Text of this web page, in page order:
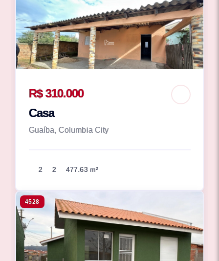
R$ 310.000
Casa
Guaíba, Columbia City
2 2 477.63 m²
4528